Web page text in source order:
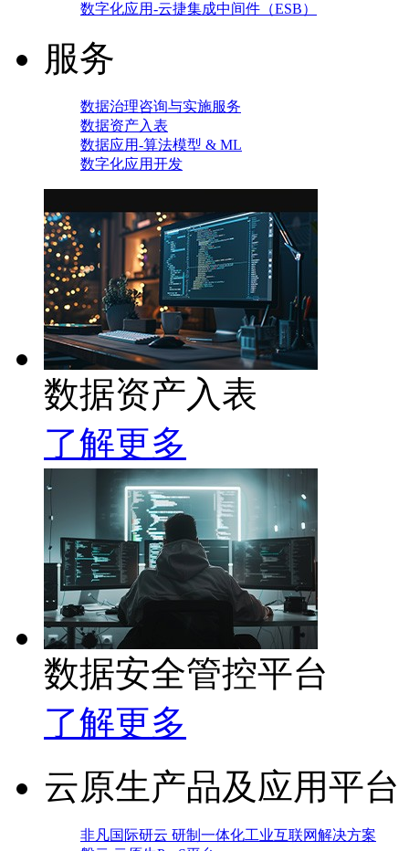
数字化应用-云捷集成中间件（ESB）
服务
数据治理咨询与实施服务
数据资产入表
数据应用-算法模型 & ML
数字化应用开发
数据资产入表
了解更多
数据安全管控平台
了解更多
云原生产品及应用平台
非凡国际研云 研制一体化工业互联网解决方案